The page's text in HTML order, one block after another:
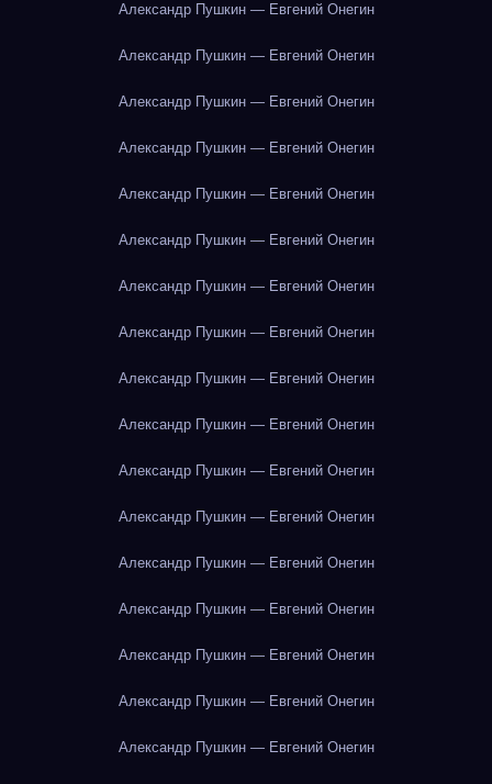
Александр Пушкин — Евгений Онегин
Александр Пушкин — Евгений Онегин
Александр Пушкин — Евгений Онегин
Александр Пушкин — Евгений Онегин
Александр Пушкин — Евгений Онегин
Александр Пушкин — Евгений Онегин
Александр Пушкин — Евгений Онегин
Александр Пушкин — Евгений Онегин
Александр Пушкин — Евгений Онегин
Александр Пушкин — Евгений Онегин
Александр Пушкин — Евгений Онегин
Александр Пушкин — Евгений Онегин
Александр Пушкин — Евгений Онегин
Александр Пушкин — Евгений Онегин
Александр Пушкин — Евгений Онегин
Александр Пушкин — Евгений Онегин
Александр Пушкин — Евгений Онегин